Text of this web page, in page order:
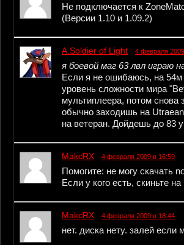
Не подключается к
(Версии 1.10 и 1.09.2)
A.Soldier of Light 4 февраля
я боевой маг 63 лвл играю
Если я не ошибаюсь, на
уровень сложности мира
мультиплеера, потом снова
обычно заходишь на
на ветеран. Дойдешь до 83
MakcRX 4 февраля 2009 в 16:59
Помогите: не могу скачать
Если у кого есть, скиньте
MakcRX 4 февраля 2009 в 18:44
нет. диска нету. залей если